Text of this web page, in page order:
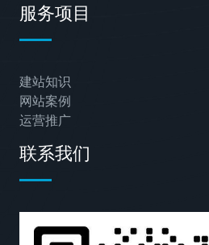
服务项目
建站知识
网站案例
运营推广
联系我们